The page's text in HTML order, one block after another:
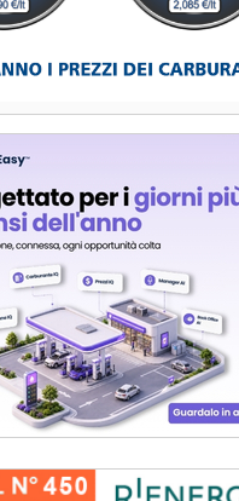
. PRESSIONI IN USA
alle 15.39.